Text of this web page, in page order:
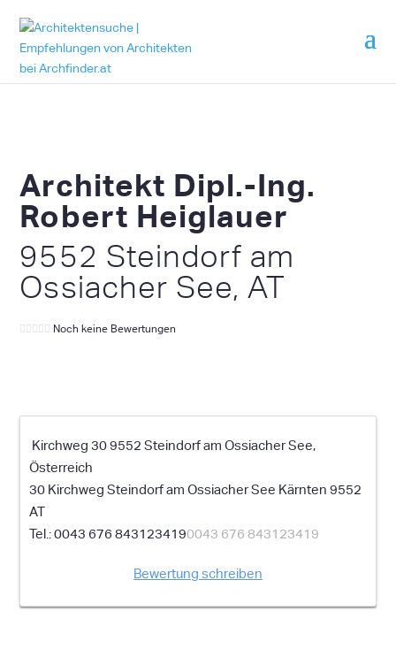
Architekt Dipl.-Ing.
Robert Heiglauer
9552 Steindorf am
Ossiacher See, AT
Noch keine Bewertungen
Kirchweg 30 9552 Steindorf am Ossiacher See,
Österreich
30 Kirchweg Steindorf am Ossiacher See Kärnten 9552
AT
0043 676 8431234190043 676 843123419
Bewertung schreiben